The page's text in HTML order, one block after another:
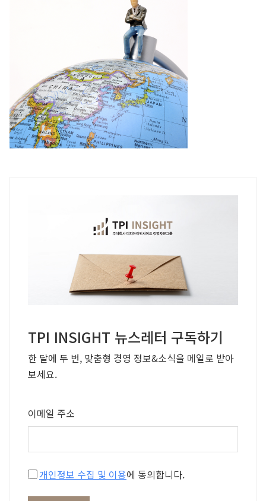
TPI INSIGHT 뉴스레터 구독하기
한 달에 두 번, 맞춤형 경영 정보&소식을 메일로 받아
보세요.
이메일 주소
개인정보 수집 및 이용에 동의합니다.